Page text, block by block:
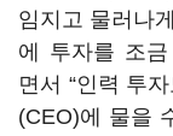
임지고 물러나
에 투자를 조
면서 “인력 투
(CEO)에 물을